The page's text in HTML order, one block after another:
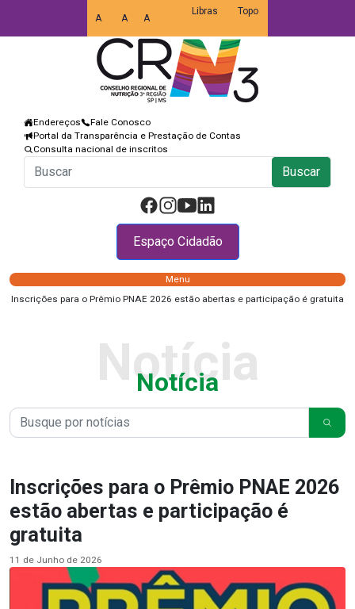
A A A
Topo
Endereços
Fale Conosco
Portal da Transparência e Prestação de Contas
Consulta nacional de inscritos
Buscar
Espaço Cidadão
Menu
Inscrições para o Prêmio PNAE 2026 estão abertas e participação é gratuita
Notícia
Notícia
Inscrições para o Prêmio PNAE 2026
estão abertas e participação é
gratuita
11 de Junho de 2026